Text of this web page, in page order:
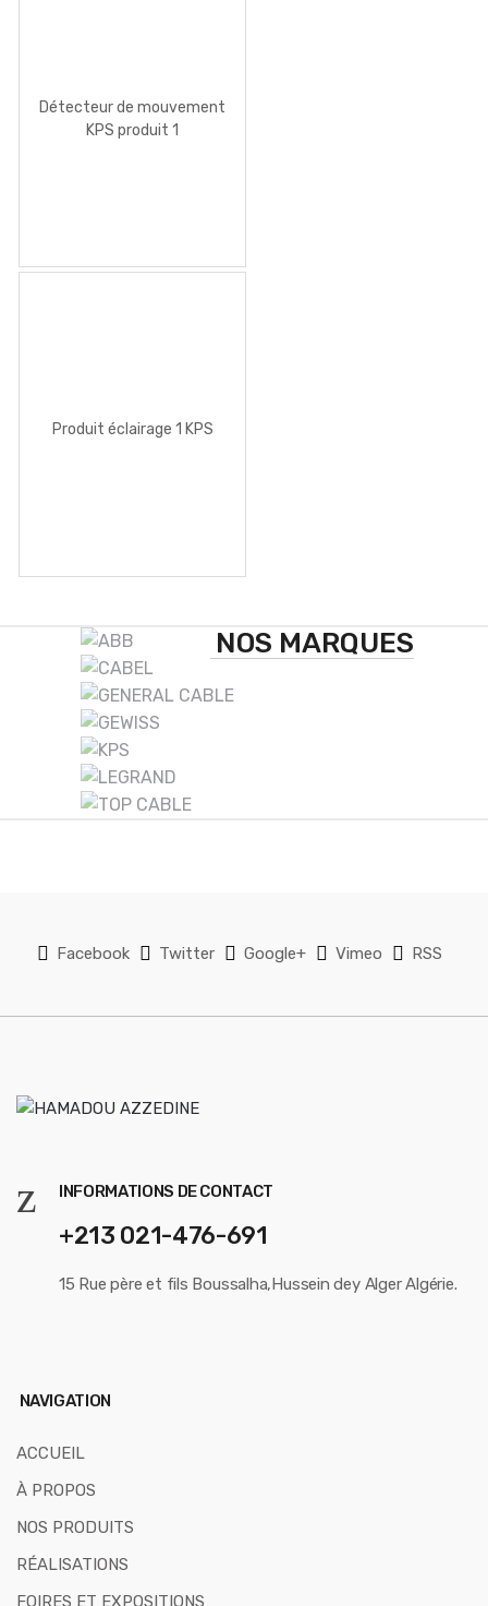
Détecteur de mouvement
KPS produit 1
Produit éclairage 1 KPS
NOS MARQUES
o
s
Facebook Twitter Google+ Vimeo RSS
INFORMATIONS DE CONTACT
+213 021-476-691
15 Rue père et fils Boussalha,Hussein dey Alger Algérie.
NAVIGATION
ACCUEIL
À PROPOS
NOS PRODUITS
RÉALISATIONS
FOIRES ET EXPOSITIONS